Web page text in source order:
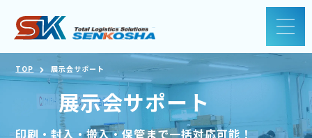
TOP 展示会サポート
展示会サポート
印刷・封入・搬入・保管まで一括対応可能！